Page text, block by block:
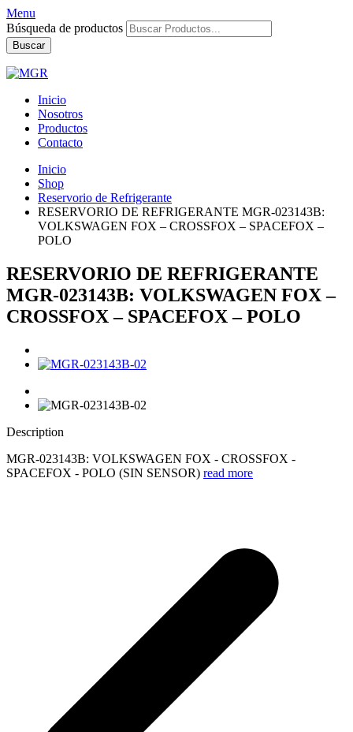
Menu
Búsqueda de productos
Buscar
Inicio
Nosotros
Productos
Contacto
Inicio
Shop
Reservorio de Refrigerante
RESERVORIO DE REFRIGERANTE MGR-023143B:
VOLKSWAGEN FOX – CROSSFOX – SPACEFOX –
POLO
RESERVORIO DE REFRIGERANTE
MGR-023143B: VOLKSWAGEN FOX –
CROSSFOX – SPACEFOX – POLO
Description
MGR-023143B: VOLKSWAGEN FOX - CROSSFOX -
SPACEFOX - POLO (SIN SENSOR) read more